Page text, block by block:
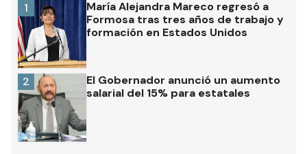
María Alejandra Mareco regresó a
Formosa tras tres años de trabajo y
formación en Estados Unidos
1
El Gobernador anunció un aumento
salarial del 15% para estatales
2